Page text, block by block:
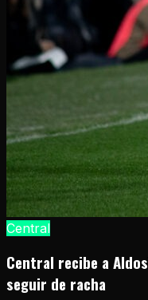
Central
Central recibe a
seguir de racha